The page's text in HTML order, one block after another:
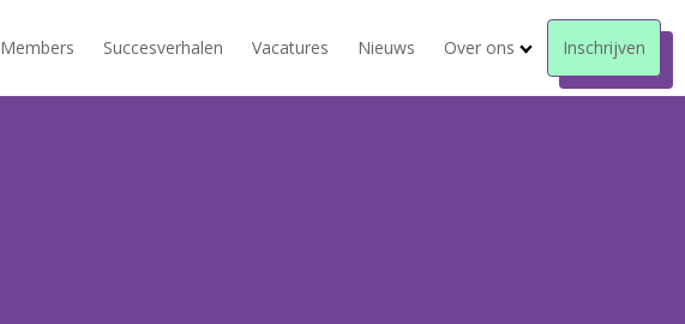
Members Succesverhalen Vacatures Nieuws Over ons Inschrijven